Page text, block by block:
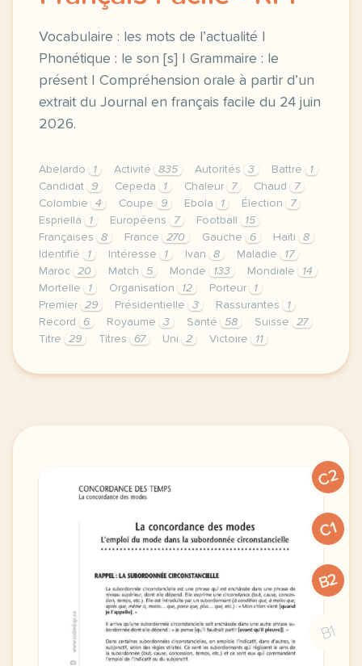
Vocabulaire : les mots de l’actualité |
Phonétique : le son [s] | Grammaire : le
présent | Compréhension orale à partir d’un
extrait du Journal en français facile du 24 juin
2026.
Abelardo 1 Activité 835 Autorités 3 Battre
1
Candidat
9 Cepeda 1 Chaleur 7 Chaud
7
Colombie
4 Coupe 9 Ebola 1 Élection
7
Espriella
1 Européens 7 Football
15
Françaises
8 France 270 Gauche 6 Haïti
8
Identifié
1 Intéresse 1 Ivan 8 Maladie
17
Maroc
20 Match 5 Monde 133 Mondiale
14
Mortelle
1 Organisation 12 Porteur
1
Premier
29 Présidentielle 3 Rassurantes
1
Record
6 Royaume 3 Santé 58 Suisse
27
Titre
29 Titres 67 Uni 2 Victoire 11
exercice a2 royaume uni france colombie les
C2
C1
B2
B1